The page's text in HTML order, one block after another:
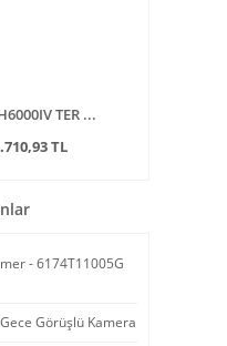
TER ...
TL
- 6174T11005G
Görüşlü Kamera